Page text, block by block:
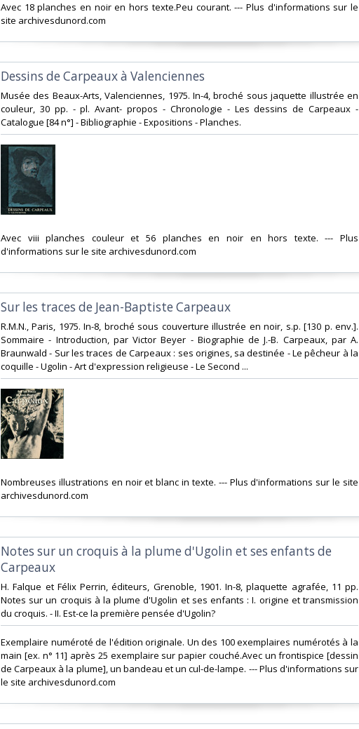
‎Avec 18 planches en noir en hors texte.Peu courant. --- Plus d'informations sur le
site archivesdunord.com‎
‎Dessins de Carpeaux à Valenciennes‎
‎Musée des Beaux-Arts, Valenciennes, 1975. In-4, broché sous jaquette illustrée en
couleur, 30 pp. - pl. Avant- propos - Chronologie - Les dessins de Carpeaux -
Catalogue [84 n°] - Bibliographie - Expositions - Planches.‎
‎Avec viii planches couleur et 56 planches en noir en hors texte. --- Plus
d'informations sur le site archivesdunord.com‎
‎Sur les traces de Jean-Baptiste Carpeaux‎
‎R.M.N., Paris, 1975. In-8, broché sous couverture illustrée en noir, s.p. [130 p. env.].
Sommaire - Introduction, par Victor Beyer - Biographie de J.-B. Carpeaux, par A.
Braunwald - Sur les traces de Carpeaux : ses origines, sa destinée - Le pêcheur à la
coquille - Ugolin - Art d'expression religieuse - Le Second ...‎
‎Nombreuses illustrations en noir et blanc in texte. --- Plus d'informations sur le site
archivesdunord.com‎
‎Notes sur un croquis à la plume d'Ugolin et ses enfants de
Carpeaux‎
‎H. Falque et Félix Perrin, éditeurs, Grenoble, 1901. In-8, plaquette agrafée, 11 pp.
Notes sur un croquis à la plume d'Ugolin et ses enfants : I. origine et transmission
du croquis. - II. Est-ce la première pensée d'Ugolin?‎
‎Exemplaire numéroté de l'édition originale. Un des 100 exemplaires numérotés à la
main [ex. n° 11] après 25 exemplaire sur papier couché.Avec un frontispice [dessin
de Carpeaux à la plume], un bandeau et un cul-de-lampe. --- Plus d'informations sur
le site archivesdunord.com‎